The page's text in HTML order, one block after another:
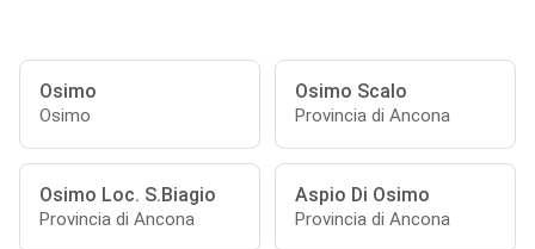
Osimo
Osimo
Osimo Scalo
Provincia di Ancona
Osimo Loc. S.Biagio
Provincia di Ancona
Aspio Di Osimo
Provincia di Ancona